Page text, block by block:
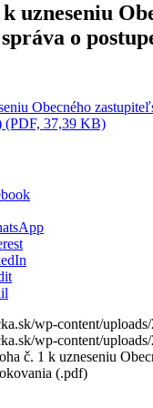
uzneseniu
správa o
Obecného
(PDF, 37,39 KB)
wp-content/
wp-content/
č. 1 k uzneseniu
(.pdf)